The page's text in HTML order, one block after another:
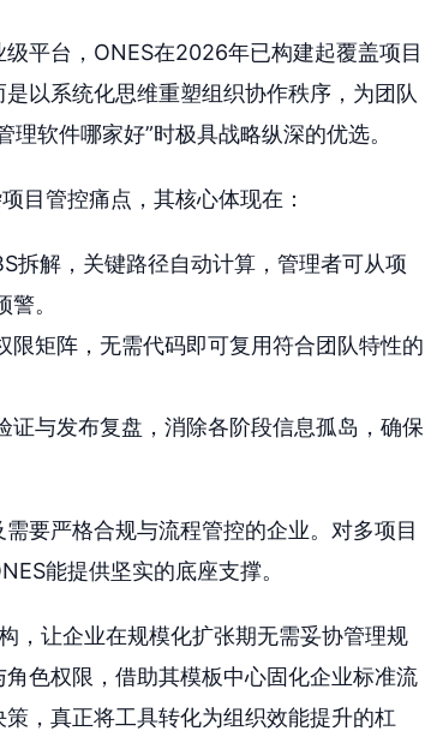
平台，ONES在2026年已构建起覆盖项目
以系统化思维重塑组织协作秩序，为团队
软件哪家好”时极具战略纵深的优选。
目管控痛点，其核心体现在：
拆解，关键路径自动计算，管理者可从项
。
限矩阵，无需代码即可复用符合团队特性的
证与发布复盘，消除各阶段信息孤岛，确保
要严格合规与流程管控的企业。对多项目
能提供坚实的底座支撑。
，让企业在规模化扩张期无需妥协管理规
色权限，借助其模板中心固化企业标准流
，真正将工具转化为组织效能提升的杠